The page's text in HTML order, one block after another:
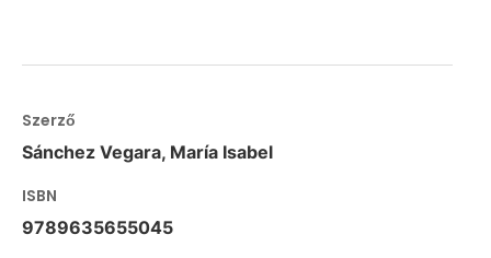
Szerző
Sánchez Vegara, María Isabel
ISBN
9789635655045